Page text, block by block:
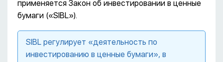
применяется Закон об инвестировании в ценные
бумаги («SIBL»).
SIBL регулирует «деятельность по
инвестированию в ценные бумаги», в